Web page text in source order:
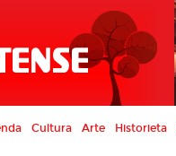
Cultura Arte Historieta